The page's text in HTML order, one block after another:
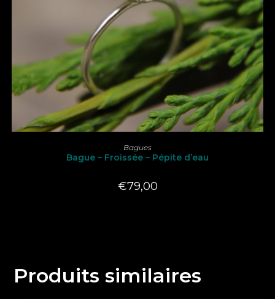
CHOIX DES OPTIONS
Ce
produit
a
plusieurs
options
peuvent
Bagues
Bague – Froissée – Pépite d’eau
€79,00
Produits similaires